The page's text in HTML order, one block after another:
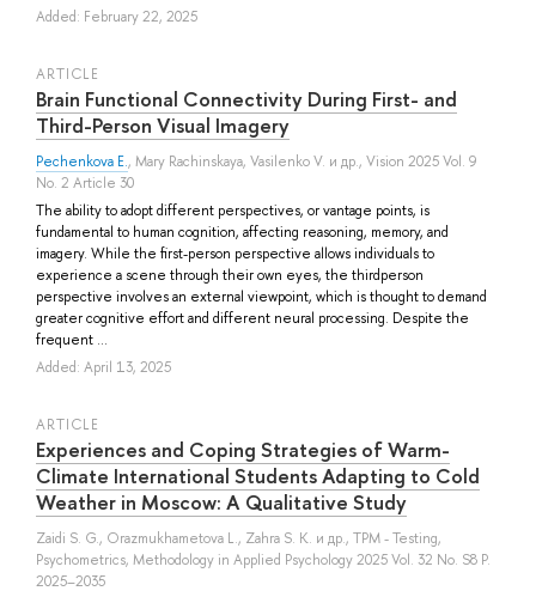
Added: February 22, 2025
ARTICLE
Brain Functional Connectivity During First- and
Third-Person Visual Imagery
Pechenkova E., Mary Rachinskaya, Vasilenko V. и др., Vision 2025 Vol. 9
No. 2 Article 30
The ability to adopt different perspectives, or vantage points, is
fundamental to human cognition, affecting reasoning, memory, and
imagery. While the first-person perspective allows individuals to
experience a scene through their own eyes, the thirdperson
perspective involves an external viewpoint, which is thought to demand
greater cognitive effort and different neural processing. Despite the
frequent ...
Added: April 13, 2025
ARTICLE
Experiences and Coping Strategies of Warm-
Climate International Students Adapting to Cold
Weather in Moscow: A Qualitative Study
Zaidi S. G., Orazmukhametova L., Zahra S. K. и др., TPM - Testing,
Psychometrics, Methodology in Applied Psychology 2025 Vol. 32 No. S8 P.
2025–2035